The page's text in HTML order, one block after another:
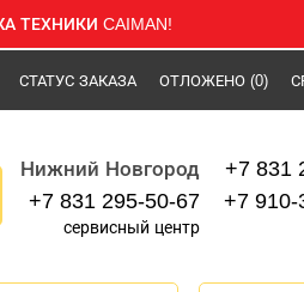
ТЕХНИКИ CAIMAN!
СТАТУС ЗАКАЗА ОТЛОЖЕНО (0)
Нижний Новгород
+7 831 295-50-67
сервисный центр
+7 831
+7 910-